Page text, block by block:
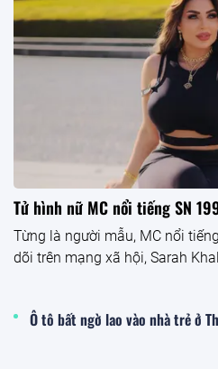
Tử hình nữ MC nổi tiếng SN
Từng là người mẫu, MC nổi
dõi trên mạng xã hội, Sarah
Ô tô bất ngờ lao vào nhà trẻ ở